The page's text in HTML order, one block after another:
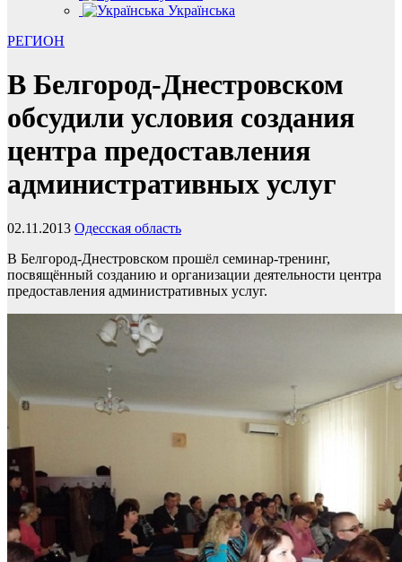
Українська
РЕГИОН
В Белгород-Днестровском
обсудили условия создания
центра предоставления
административных услуг
02.11.2013 Одесская область
В Белгород-Днестровском прошёл семинар-тренинг,
посвящённый созданию и организации деятельности центра
предоставления административных услуг.